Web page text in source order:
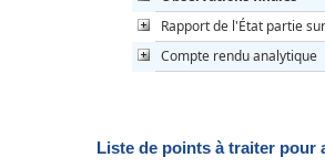
Rapport de l'État partie
Compte rendu analytique
Liste de points à traiter pour